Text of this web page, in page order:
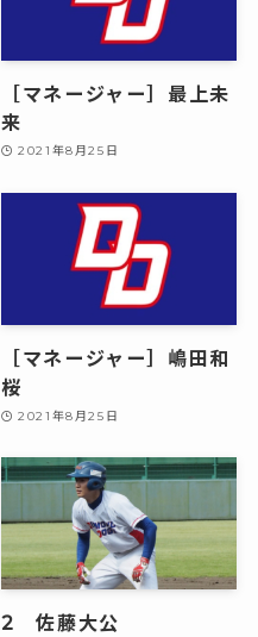
［マネージャー］最上未
来
2021年8月25日
［マネージャー］嶋田和
桜
2021年8月25日
2 佐藤大公